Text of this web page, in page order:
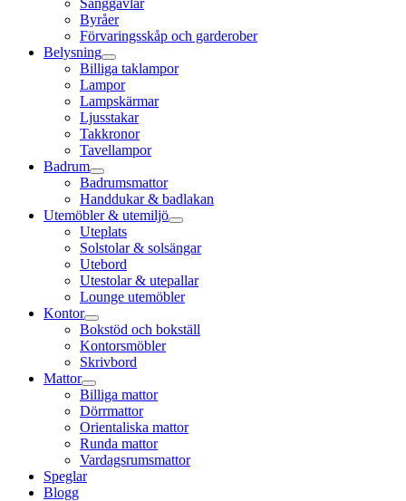
Sänggavlar
Byråer
Förvaringsskåp och garderober
Belysning
Billiga taklampor
Lampor
Lampskärmar
Ljusstakar
Takkronor
Tavellampor
Badrum
Badrumsmattor
Handdukar & badlakan
Utemöbler & utemiljö
Uteplats
Solstolar & solsängar
Utebord
Utestolar & utepallar
Lounge utemöbler
Kontor
Bokstöd och bokställ
Kontorsmöbler
Skrivbord
Mattor
Billiga mattor
Dörrmattor
Orientaliska mattor
Runda mattor
Vardagsrumsmattor
Speglar
Blogg